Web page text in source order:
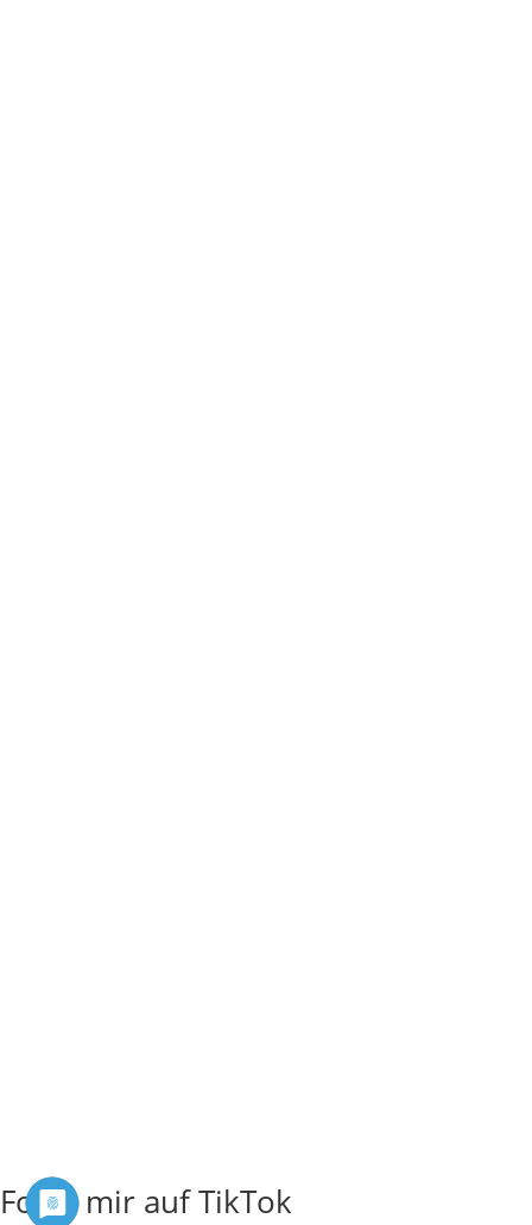
Folge mir auf TikTok